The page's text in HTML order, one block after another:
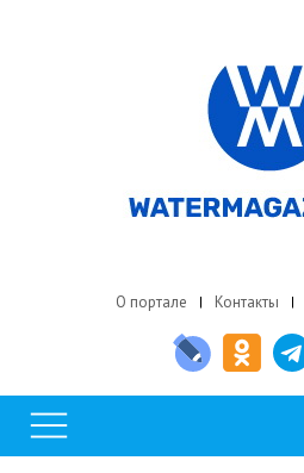
О портале Контакты